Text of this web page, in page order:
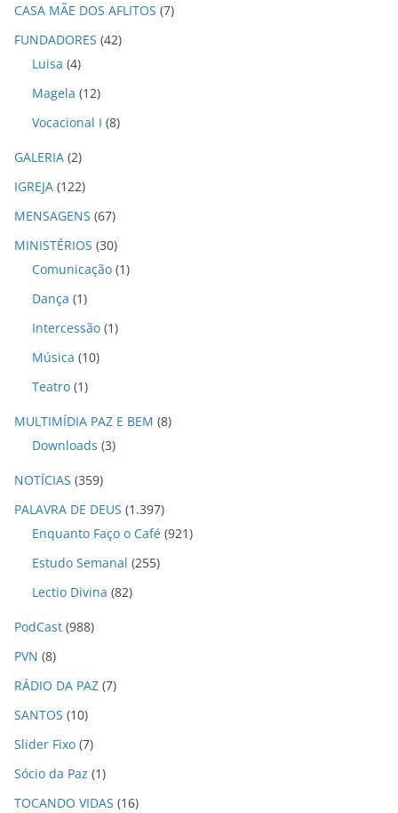
v
o
CASA MÃE DOS AFLITOS (7)
FUNDADORES (42)
Luisa (4)
Magela (12)
Vocacional I (8)
GALERIA (2)
IGREJA (122)
MENSAGENS (67)
MINISTÉRIOS (30)
Comunicação (1)
Dança (1)
Intercessão (1)
Música (10)
Teatro (1)
MULTIMÍDIA PAZ E BEM (8)
Downloads (3)
NOTÍCIAS (359)
PALAVRA DE DEUS (1.397)
Enquanto Faço o Café (921)
Estudo Semanal (255)
Lectio Divina (82)
PodCast (988)
PVN (8)
RÁDIO DA PAZ (7)
SANTOS (10)
Slider Fixo (7)
Sócio da Paz (1)
TOCANDO VIDAS (16)